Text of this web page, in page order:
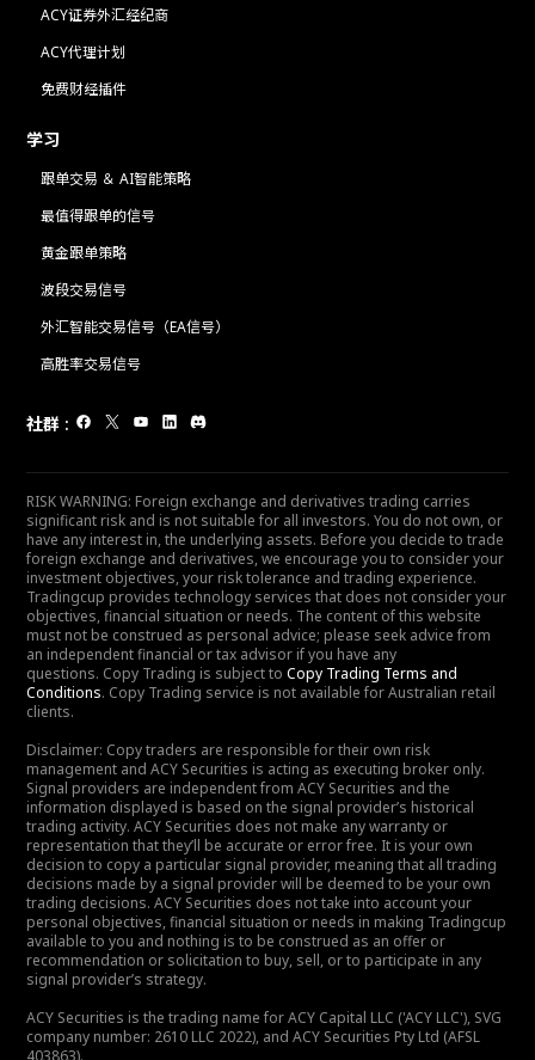
ACY证券外汇经纪商
ACY代理计划
免费财经插件
学习
跟单交易 ＆ AI智能策略
最值得跟单的信号
黄金跟单策略
波段交易信号
外汇智能交易信号（EA信号）
高胜率交易信号
社群 :
RISK WARNING: Foreign exchange and derivatives trading carries
significant risk and is not suitable for all investors. You do not own, or
have any interest in, the underlying assets. Before you decide to trade
foreign exchange and derivatives, we encourage you to consider your
investment objectives, your risk tolerance and trading experience.
Tradingcup provides technology services that does not consider your
objectives, financial situation or needs. The content of this website
must not be construed as personal advice; please seek advice from
an independent financial or tax advisor if you have any
questions. Copy Trading is subject to Copy Trading Terms and
Conditions. Copy Trading service is not available for Australian retail
clients.
Disclaimer: Copy traders are responsible for their own risk
management and ACY Securities is acting as executing broker only.
Signal providers are independent from ACY Securities and the
information displayed is based on the signal provider’s historical
trading activity. ACY Securities does not make any warranty or
representation that they’ll be accurate or error free. It is your own
decision to copy a particular signal provider, meaning that all trading
decisions made by a signal provider will be deemed to be your own
trading decisions. ACY Securities does not take into account your
personal objectives, financial situation or needs in making Tradingcup
available to you and nothing is to be construed as an offer or
recommendation or solicitation to buy, sell, or to participate in any
signal provider’s strategy.
ACY Securities is the trading name for ACY Capital LLC ('ACY LLC'), SVG
company number: 2610 LLC 2022), and ACY Securities Pty Ltd (AFSL
403863).